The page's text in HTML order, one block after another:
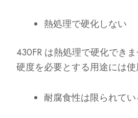
熱処理で硬化しない
430FR は熱処理で硬化でき
硬度を必要とする用途には使
耐腐食性は限られてい